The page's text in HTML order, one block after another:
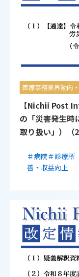
医療事務業界動向
【Nichii Post
の「災害発生時
取り扱い」）（
＃病院＃診療所
善・収益向上